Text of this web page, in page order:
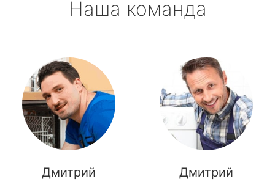
Наша команда
Дмитрий
Дмитрий